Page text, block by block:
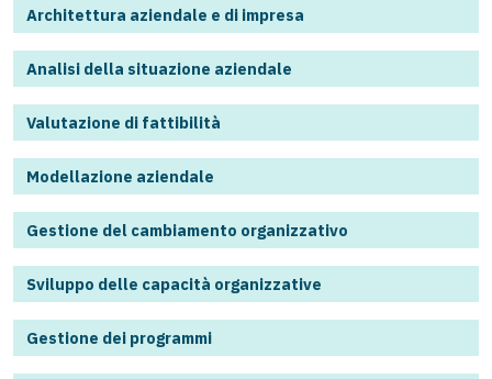
Architettura aziendale e di impresa
Analisi della situazione aziendale
Valutazione di fattibilità
Modellazione aziendale
Gestione del cambiamento organizzativo
Sviluppo delle capacità organizzative
Gestione dei programmi